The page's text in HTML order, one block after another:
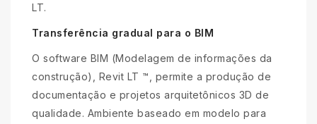
LT.
Transferência gradual para o BIM
O software BIM (Modelagem de informações da
construção), Revit LT ™, permite a produção de
documentação e projetos arquitetônicos 3D de
qualidade. Ambiente baseado em modelo para